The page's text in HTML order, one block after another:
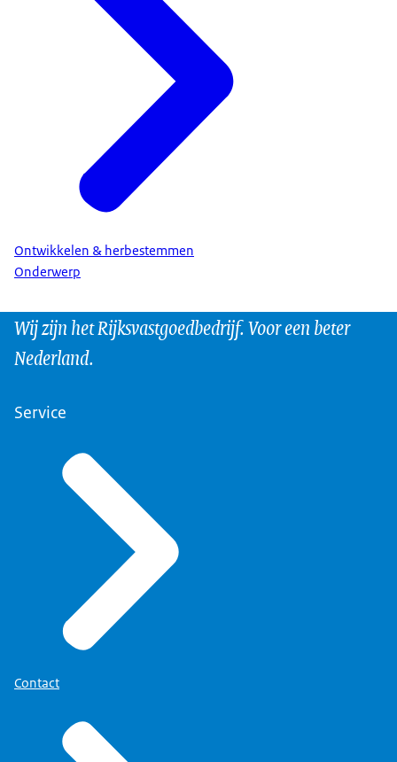
Ontwikkelen & herbestemmen
Onderwerp
Wij zijn het Rijksvastgoedbedrijf. Voor een beter
Nederland.
Service
Contact